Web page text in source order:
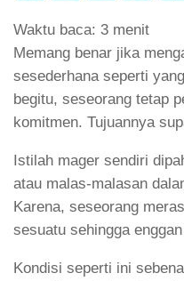
Waktu baca: 3 menit
Memang benar jika
sesederhana seperti
begitu, seseorang tetap
komitmen. Tujuannya
Istilah mager sendiri
atau malas-malasan
Karena, seseorang
sesuatu sehingga
Kondisi seperti ini